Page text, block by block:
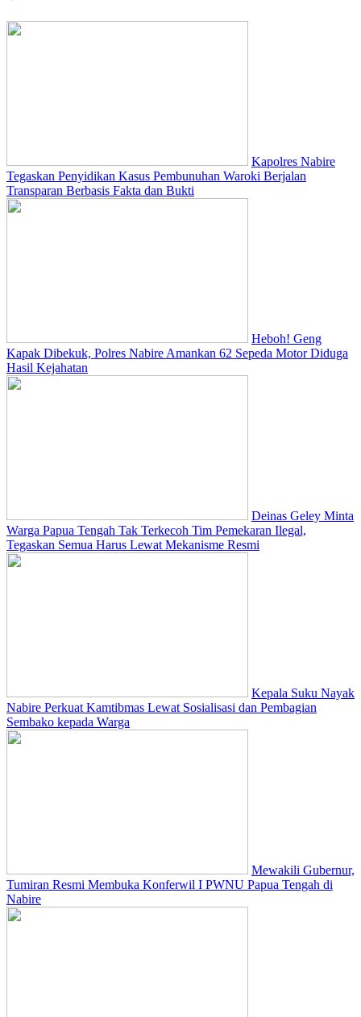
Kapolres Nabire
Tegaskan Penyidikan Kasus Pembunuhan Waroki Berjalan
Transparan Berbasis Fakta dan Bukti
Heboh! Geng
Kapak Dibekuk, Polres Nabire Amankan 62 Sepeda Motor Diduga
Hasil Kejahatan
Deinas Geley Minta
Warga Papua Tengah Tak Terkecoh Tim Pemekaran Ilegal,
Tegaskan Semua Harus Lewat Mekanisme Resmi
Kepala Suku Nayak
Nabire Perkuat Kamtibmas Lewat Sosialisasi dan Pembagian
Sembako kepada Warga
Mewakili Gubernur,
Tumiran Resmi Membuka Konferwil I PWNU Papua Tengah di
Nabire